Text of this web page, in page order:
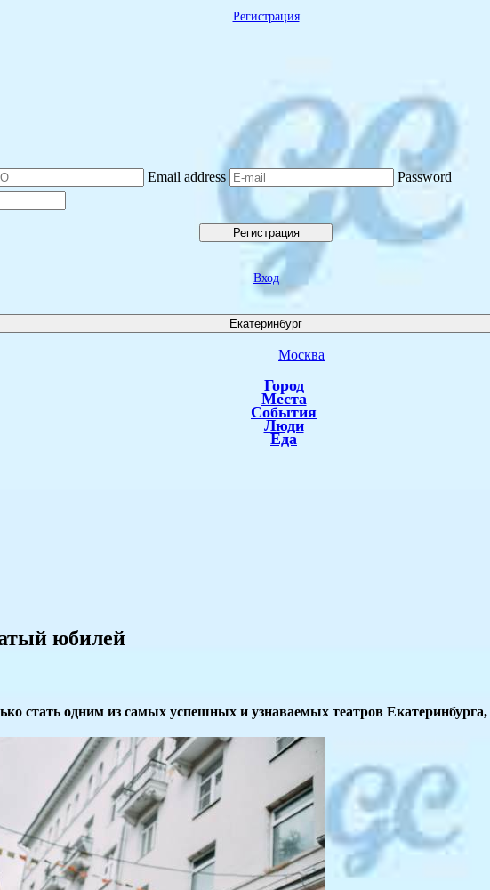
Регистрация
Email address
Password
Регистрация
Вход
Екатеринбург
Москва
Город
Места
События
Люди
Еда
юбилей
стать одним из самых успешных и узнаваемых театров